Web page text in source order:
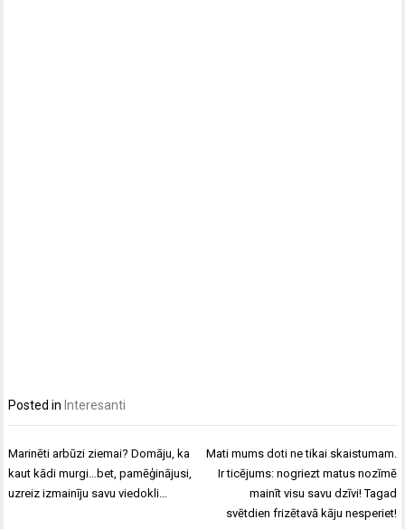
Posted in Interesanti
Ziņu
izvēlne
Marinēti arbūzi ziemai? Domāju, ka
kaut kādi murgi…bet, pamēģinājusi,
uzreiz izmainīju savu viedokli…
Mati mums doti ne tikai skaistumam.
Ir ticējums: nogriezt matus nozīmē
mainīt visu savu dzīvi! Tagad
svētdien frizētavā kāju nesperiet!